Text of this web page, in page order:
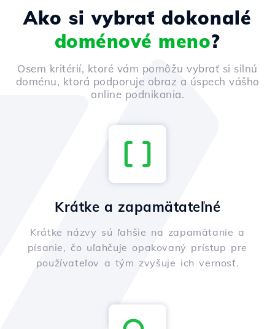
Ako si vybrať dokonalé
doménové meno?
Osem kritérií, ktoré vám pomôžu vybrať si silnú
doménu, ktorá podporuje obraz a úspech vášho
online podnikania.
Krátke a zapamätateľné
Krátke názvy sú ľahšie na zapamätanie a
písanie, čo uľahčuje opakovaný prístup pre
používateľov a tým zvyšuje ich vernosť.